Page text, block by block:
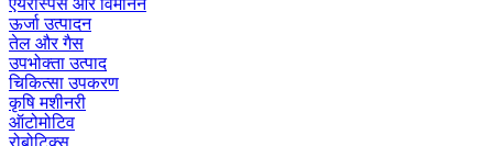
एयरोस्पेस और विमानन
ऊर्जा उत्पादन
तेल और गैस
उपभोक्ता उत्पाद
चिकित्सा उपकरण
कृषि मशीनरी
ऑटोमोटिव